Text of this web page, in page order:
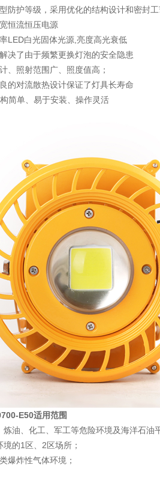
防护等级，采用优化的结构设计和密封
恒流恒压电源
LED白光固体光源,亮度高光衰低
决了由于频繁更换灯泡的安全隐患
、照射范围广、照度值高；
的对流散热设计保证了灯具长寿命
简单、易于安装、操作灵活
E50适用范围
炼油、化工、军工等危险环境及海洋石油
的1区、2区场所；
爆炸性气体环境 ；